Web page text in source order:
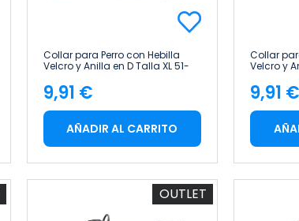
Collar para Perro con Hebilla
Velcro y Anilla en D Talla XL 51-
Precio
9,91 €
AÑADIR AL CARRITO
Collar
Velcro y
9,91 €
OUTLET